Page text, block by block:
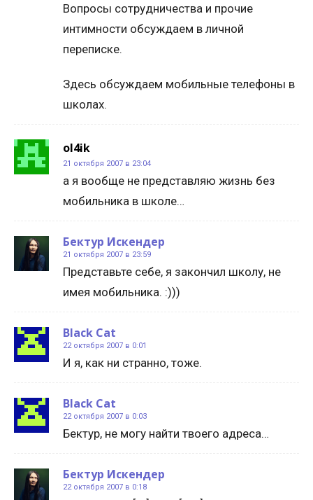
Вопросы сотрудничества и прочие
интимности обсуждаем в личной
переписке.
Здесь обсуждаем мобильные телефоны в
школах.
ol4ik
21 октября 2007 в 23:04
а я вообще не представляю жизнь без
мобильника в школе…
Бектур Искендер
21 октября 2007 в 23:59
Представьте себе, я закончил школу, не
имея мобильника. :)))
Black Cat
22 октября 2007 в 0:01
И я, как ни странно, тоже.
Black Cat
22 октября 2007 в 0:03
Бектур, не могу найти твоего адреса…
Бектур Искендер
22 октября 2007 в 0:18